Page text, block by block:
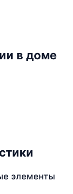
в доме
элементы